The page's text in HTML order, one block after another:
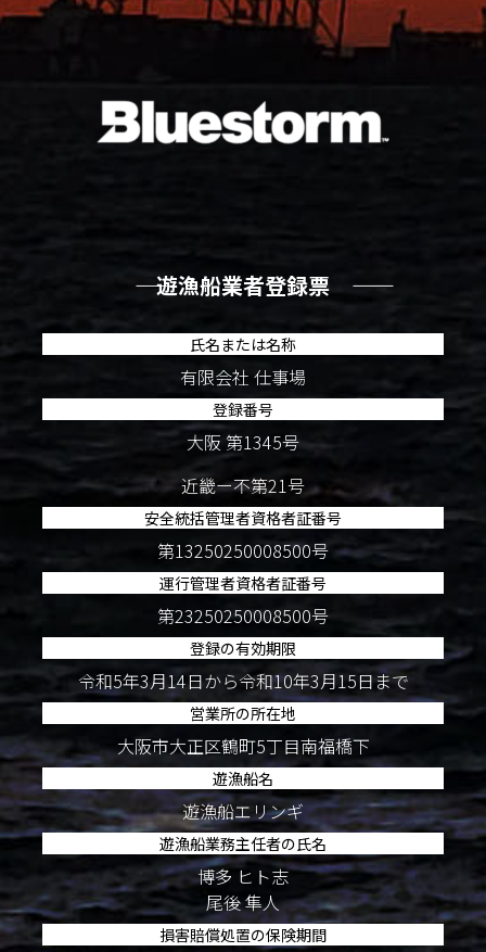
―― 遊漁船業者登録票 ――
氏名または名称
有限会社 仕事場
登録番号
大阪 第1345号
近畿ー不第21号
安全統括管理者資格者証番号
第13250250008500号
運行管理者資格者証番号
第23250250008500号
登録の有効期限
令和5年3月14日から令和10年3月15日まで
営業所の所在地
大阪市大正区鶴町5丁目南福橋下
遊漁船名
遊漁船エリンギ
遊漁船業務主任者の氏名
博多 ヒト志
尾後 隼人
損害賠償処置の保険期間